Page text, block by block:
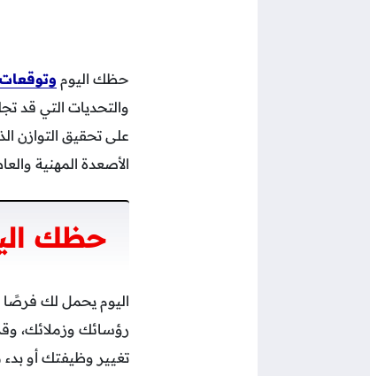
حظك اليوم وتوقعات
والتحديات التي قد
على تحقيق التوازن
الأصعدة المهنية
حظك
اليوم يحمل لك فرصًا
رؤسائك وزملائك،
تغيير وظيفتك أو